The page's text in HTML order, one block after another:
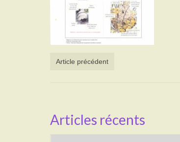
Article précédent
Articles récents